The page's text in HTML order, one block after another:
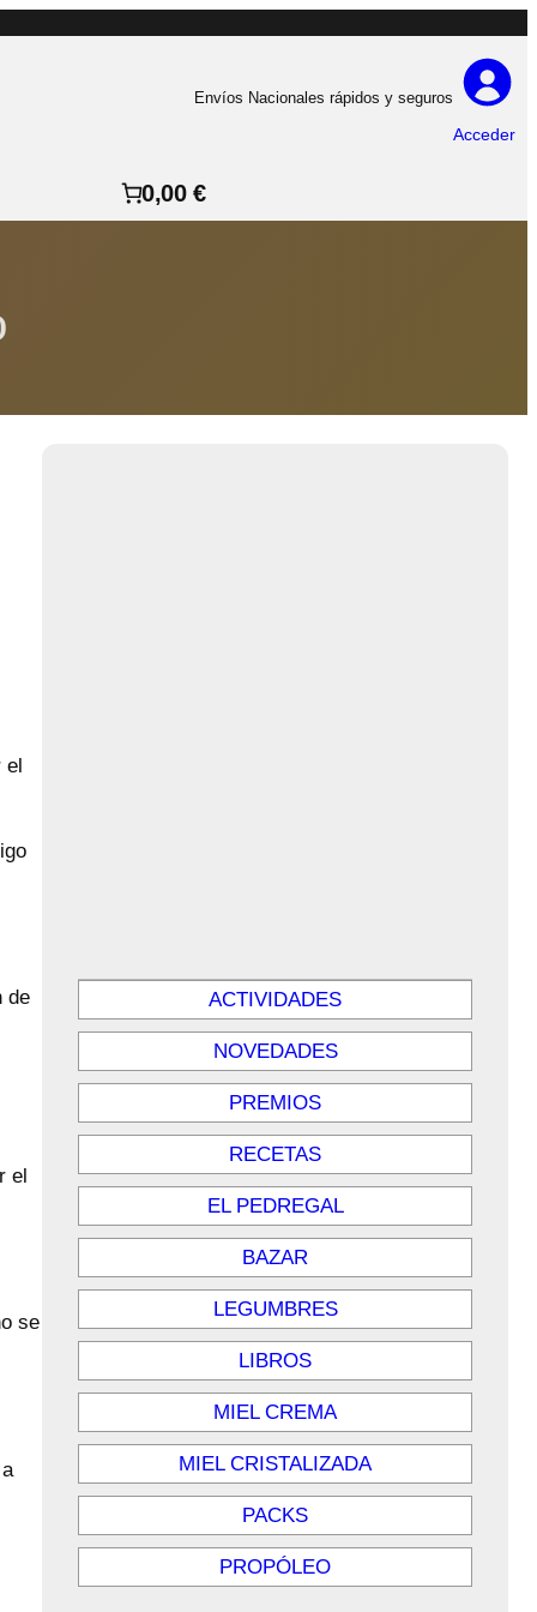
Envíos Nacionales rápidos y seguros
Acceder
0,00 €
el
de
el
se
ACTIVIDADES
NOVEDADES
PREMIOS
RECETAS
EL PEDREGAL
BAZAR
LEGUMBRES
LIBROS
MIEL CREMA
MIEL CRISTALIZADA
PACKS
PROPÓLEO